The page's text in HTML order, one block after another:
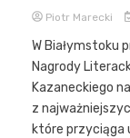
Piotr Marecki
W Białymstoku
Nagrody
Kazaneckiego
z
które przyciąga